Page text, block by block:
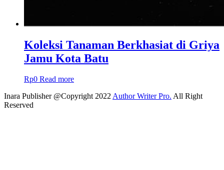
Koleksi Tanaman Berkhasiat di Griya
Jamu Kota Batu
Rp0 Read more
Inara Publisher @Copyright 2022Author Writer Pro. All Right
Reserved